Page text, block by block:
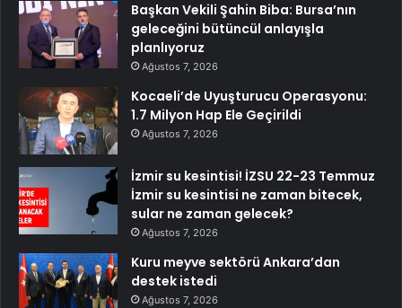
Başkan Vekili Şahin Biba: Bursa’nın
geleceğini bütüncül anlayışla
planlıyoruz
Ağustos 7, 2026
Kocaeli’de Uyuşturucu Operasyonu:
1.7 Milyon Hap Ele Geçirildi
Ağustos 7, 2026
İzmir su kesintisi! İZSU 22-23 Temmuz
İzmir su kesintisi ne zaman bitecek,
sular ne zaman gelecek?
Ağustos 7, 2026
Kuru meyve sektörü Ankara’dan
destek istedi
Ağustos 7, 2026